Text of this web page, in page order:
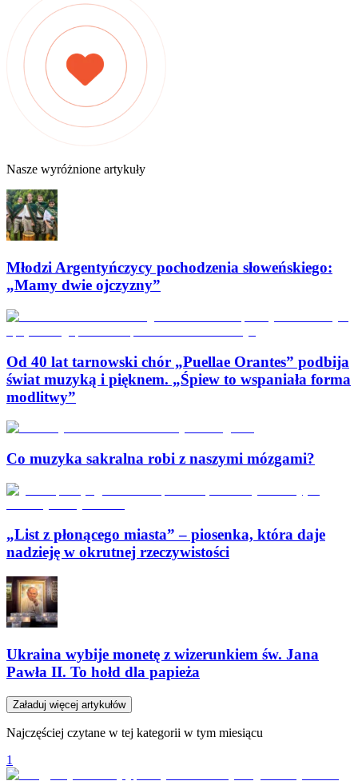
Nasze wyróżnione artykuły
Młodzi Argentyńczycy pochodzenia słoweńskiego:
„Mamy dwie ojczyzny”
Od 40 lat tarnowski chór „Puellae Orantes” podbija
świat muzyką i pięknem. „Śpiew to wspaniała forma
modlitwy”
Co muzyka sakralna robi z naszymi mózgami?
„List z płonącego miasta” – piosenka, która daje
nadzieję w okrutnej rzeczywistości
Ukraina wybije monetę z wizerunkiem św. Jana
Pawła II. To hołd dla papieża
Załaduj więcej artykułów
Najczęściej czytane w tej kategorii w tym miesiącu
1